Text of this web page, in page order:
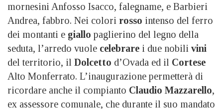
mornesini Anfosso Isacco, falegname, e Barbieri
Andrea, fabbro. Nei colori rosso intenso del ferro
dei montanti e giallo paglierino del legno della
seduta, l’arredo vuole celebrare i due nobili vini
del territorio, il Dolcetto d’Ovada ed il Cortese
Alto Monferrato. L’inaugurazione permetterà di
ricordare anche il compianto Claudio Mazzarello,
ex assessore comunale, che durante il suo mandato